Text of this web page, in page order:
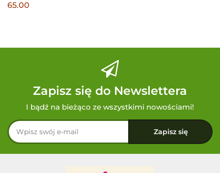
65.00
Zapisz się do Newslettera
I bądź na bieżąco ze wszystkimi nowościami!